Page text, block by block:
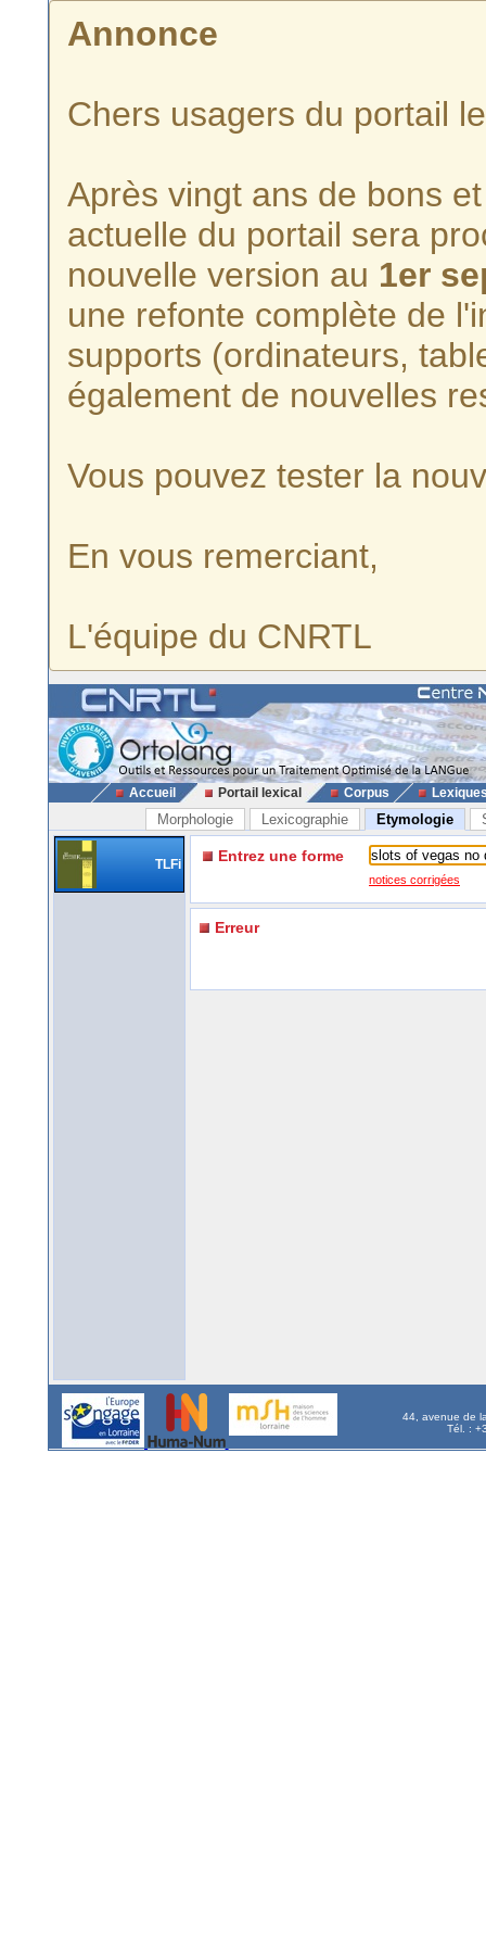
Annonce
Chers usagers du portail
Après vingt ans de bons
actuelle du portail sera
nouvelle version au 1er
une refonte complète de
supports (ordinateurs,
également de nouvelles
Vous pouvez tester la
En vous remerciant,
L'équipe du CNRTL
Accueil Portail lexical Corpus
Morphologie Lexicographie Etymologie
TLFi Entrez une forme
notices corrigées
Erreur
44, avenue de
Tél. :